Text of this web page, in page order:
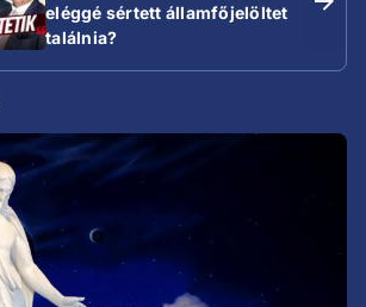
eléggé sértett államfőjelöltet
találnia?